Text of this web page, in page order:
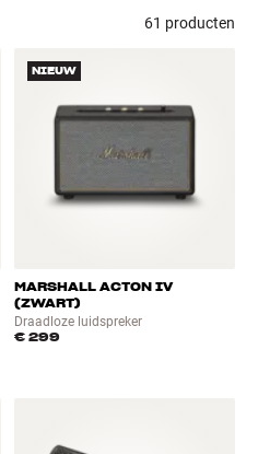
61 producten
NIEUW
MARSHALL ACTON IV
(ZWART)
Draadloze luidspreker
€ 299